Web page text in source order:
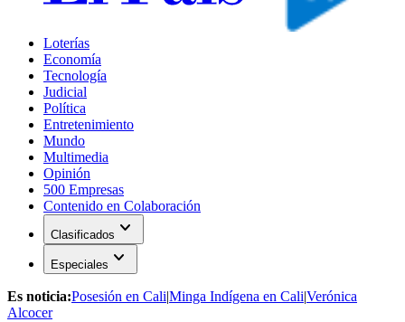
Loterías
Economía
Tecnología
Judicial
Política
Entretenimiento
Mundo
Multimedia
Opinión
500 Empresas
Contenido en Colaboración
Clasificados expand_more
Especiales expand_more
Es noticia:Posesión en Cali|Minga Indígena en Cali|Verónica
Alcocer